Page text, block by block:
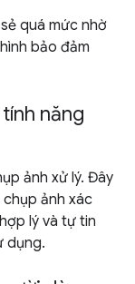
quá mức nhờ
bảo đảm
năng
ảnh xử lý. Đây
ảnh xác
lý và tự tin
dụng.